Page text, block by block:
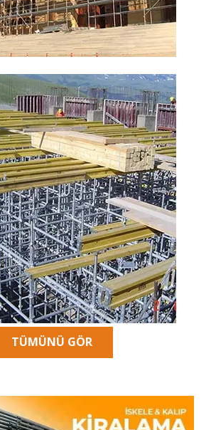
TÜMÜNÜ GÖR